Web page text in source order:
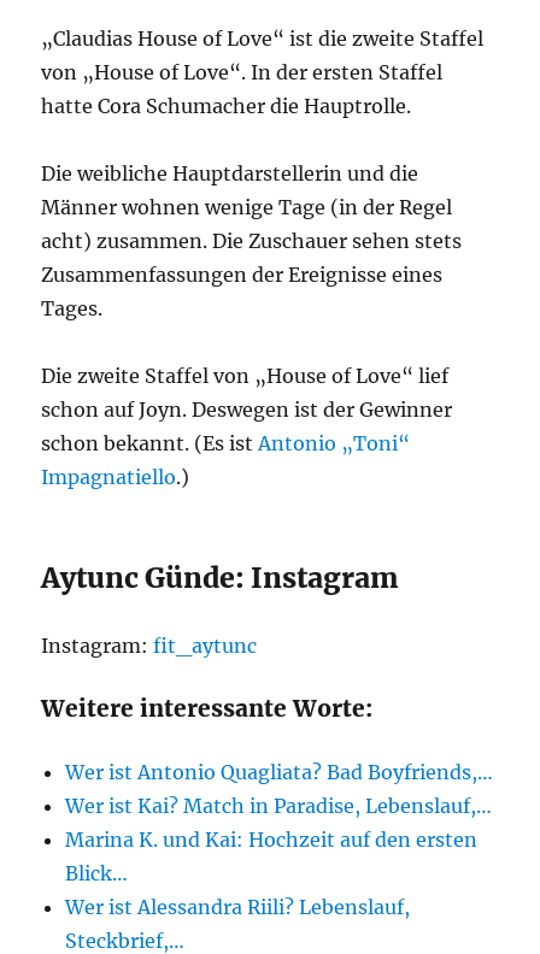
„Claudias House of Love“ ist die zweite Staffel
von „House of Love“. In der ersten Staffel
hatte Cora Schumacher die Hauptrolle.
Die weibliche Hauptdarstellerin und die
Männer wohnen wenige Tage (in der Regel
acht) zusammen. Die Zuschauer sehen stets
Zusammenfassungen der Ereignisse eines
Tages.
Die zweite Staffel von „House of Love“ lief
schon auf Joyn. Deswegen ist der Gewinner
schon bekannt. (Es istAntonio „Toni“
Impagnatiello.)
Aytunc Günde: Instagram
Instagram:fit_aytunc
Weitere interessante Worte:
Wer ist Antonio Quagliata? Bad Boyfriends,…
Wer ist Kai? Match in Paradise, Lebenslauf,…
Marina K. und Kai: Hochzeit auf den ersten
Blick…
Wer ist Alessandra Riili? Lebenslauf,
Steckbrief,…